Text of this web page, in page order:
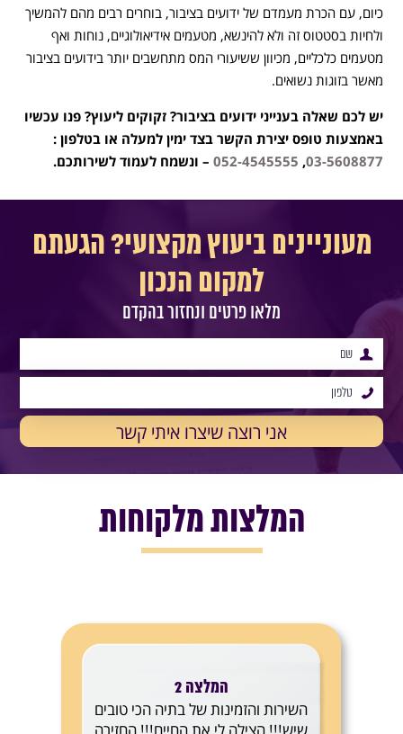
כיום, עם הכרת מעמדם של ידועים בציבור, בוחרים רבים מהם להמשיך
ולחיות בסטטוס זה ולא להינשא, מטעמים אידיאולוגיים, נוחות ואף
מטעמים כלכליים, מכיוון ששיעורי המס מתחשבים יותר בידועים בציבור
מאשר בזוגות נשואים.
יש לכם שאלה בענייני ידועים בציבור? זקוקים ליעוץ? פנו עכשיו
באמצעות טופס יצירת הקשר בצד ימין למעלה או בטלפון :
03-5608877
,
052-4545555 – ונשמח לעמוד לשירותכם.
מעוניינים ביעוץ מקצועי? הגעתם
למקום הנכון
מלאו פרטים ונחזור בהקדם
המלצות מלקוחות
המלצה 2
השירות והזמינות של בתיה הכי טובים